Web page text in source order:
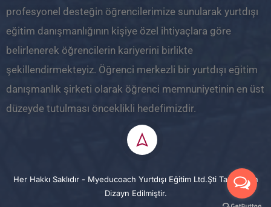
profesyonel desteğin öğrencilerimize sunularak yurtdışı
eğitim danışmanlığının kişiye özel ihtiyaçlara göre
belirlenerek öğrencilerin kariyerini birlikte
şekillendirmekteyiz. Öğrenci merkezli bir yurtdışı eğitim
danışmanlık şirketi olarak öğrenci memnuniyetinin en üst
düzeyde tutulması önceklikli hedefimizdir.
Her Hakkı Saklıdır - Myeducoach Yurtdışı Eğitim Ltd.Şti Tarafından
Dizayn Edilmiştir.